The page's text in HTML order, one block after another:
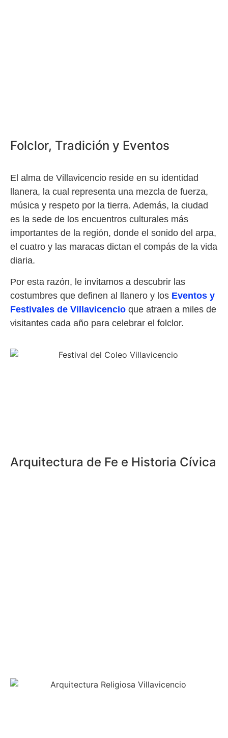
Folclor, Tradición y Eventos
El alma de Villavicencio reside en su identidad
llanera, la cual representa una mezcla de fuerza,
música y respeto por la tierra. Además, la ciudad
es la sede de los encuentros culturales más
importantes de la región, donde el sonido del arpa,
el cuatro y las maracas dictan el compás de la vida
diaria.
Por esta razón, le invitamos a descubrir las
costumbres que definen al llanero y los Eventos y
Festivales de Villavicencio que atraen a miles de
visitantes cada año para celebrar el folclor.
Arquitectura de Fe e Historia Cívica